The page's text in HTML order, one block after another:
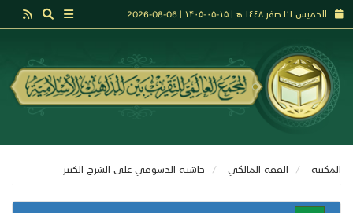
الخميس ٢١ صفر ١٤٤٨ هـ | ۱۵-۰۵-۱۴۰۵ | 06-08-2026
المكتبة الفقه المالكي حاشيـة الدسوقي على الشرح الكبير